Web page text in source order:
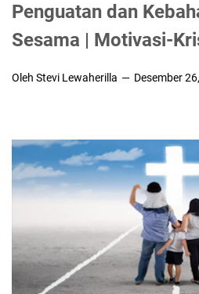
Penguatan dan
Sesama | Motivasi-
Oleh Stevi Lewaherilla Desember